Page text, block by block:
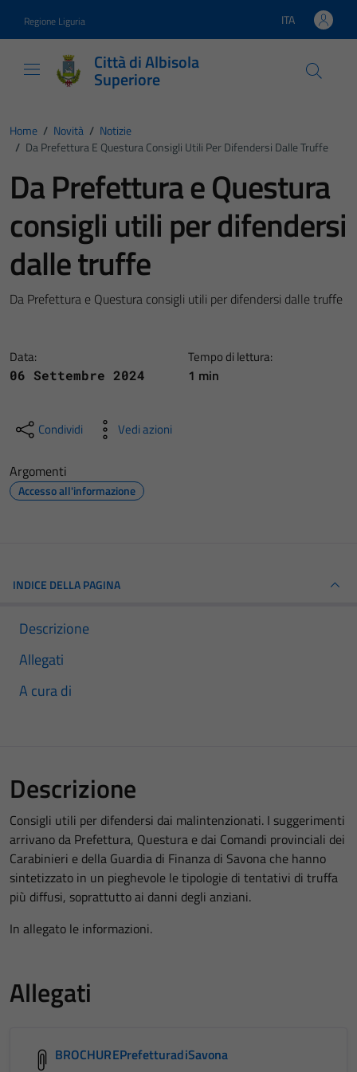
Regione Liguria Lingua attiva:
ITA
Città di Albisola
Superiore
Home / Novità / Notizie
/ Da Prefettura E Questura Consigli Utili Per Difendersi Dalle Truffe
Da Prefettura e Questura
consigli utili per difendersi
dalle truffe
Da Prefettura e Questura consigli utili per difendersi dalle truffe
Data:
06 Settembre 2024
Tempo di lettura:
1 min
Condividi Vedi azioni
Argomenti
Accesso all'informazione
INDICE DELLA PAGINA
Descrizione
Allegati
A cura di
Descrizione
Consigli utili per difendersi dai malintenzionati. I suggerimenti
arrivano da Prefettura, Questura e dai Comandi provinciali dei
Carabinieri e della Guardia di Finanza di Savona che hanno
sintetizzato in un pieghevole le tipologie di tentativi di truffa
più diffusi, soprattutto ai danni degli anziani.
In allegato le informazioni.
Allegati
BROCHUREPrefetturadiSavona